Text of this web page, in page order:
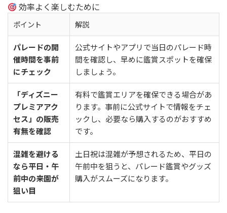
効率よく楽しむために
ポイント 解説
パレードの開
催時間を事前
にチェック
公式サイトやアプリで当日のパレード時
間を確認し、早めに鑑賞スポットを確保
しましょう。
「ディズニー
プレミアアク
セス」の販売
有無を確認
有料で鑑賞エリアを確保できる場合があ
ります。事前に公式サイトで情報をチェ
ックし、必要なら購入するのがおすすめ
です。
混雑を避ける
なら平日・午
前中の来園が
狙い目
土日祝は混雑が予想されるため、平日の
午前中を狙うと、パレード鑑賞やグッズ
購入がスムーズになります。